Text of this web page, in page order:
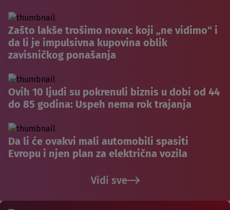
Zašto lakše trošimo novac koji „ne vidimo“ i
da li je impulsivna kupovina oblik
zavisničkog ponašanja
Ovih 10 ljudi su pokrenuli biznis u dobi od 44
do 85 godina: Uspeh nema rok trajanja
Da li će ovakvi mali automobili spasiti
Evropu i njen plan za električna vozila
Vidi sve